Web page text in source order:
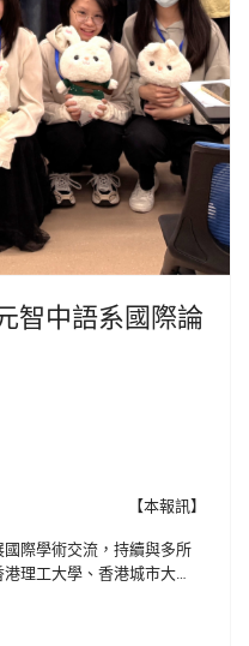
智中語系國際論
【本報訊】
際學術交流，持續與多所
理工大學、香港城市大